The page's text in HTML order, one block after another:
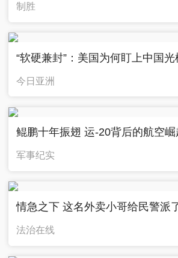
制胜
“软硬兼封”：美国为何盯上中国光
今日亚洲
鲲鹏十年振翅 运-20背后的航空崛
军事纪实
情急之下 这名外卖小哥给民警派了
法治在线